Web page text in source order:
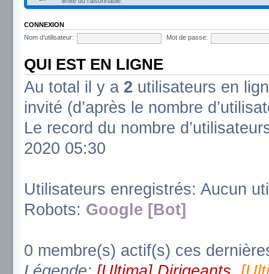
CONNEXION
Nom d’utilisateur:
Mot de passe:
QUI EST EN LIGNE
Au total il y a 2 utilisateurs en
invité (d’après le nombre
Le record du nombre
2020 05:30
Utilisateurs enregistrés: Aucun
Robots: Google [Bot]
0 membre(s) actif(s) ces